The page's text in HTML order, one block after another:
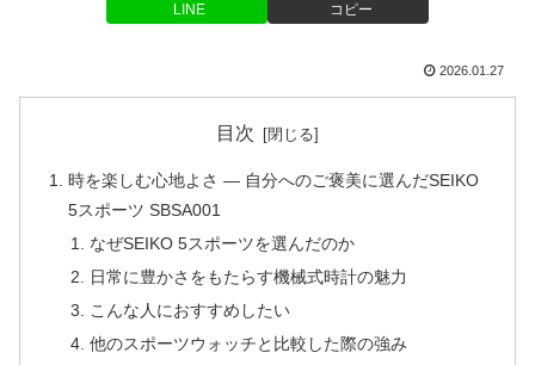
LINE コピー
2026.01.27
目次
時を楽しむ心地よさ — 自分へのご褒美に選んだSEIKO
5スポーツ SBSA001
なぜSEIKO 5スポーツを選んだのか
日常に豊かさをもたらす機械式時計の魅力
こんな人におすすめしたい
他のスポーツウォッチと比較した際の強み